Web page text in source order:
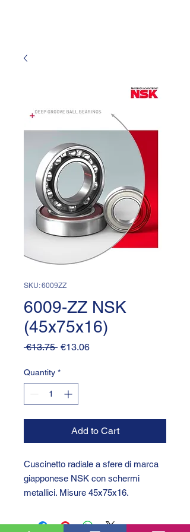
SKU: 6009ZZ
6009-ZZ NSK
(45x75x16)
€13.75 Regular
€13.06Sale
Quantity *
Add to Cart
Cuscinetto radiale a sfere di marca
giapponese NSK con schermi
metallici. Misure 45x75x16.